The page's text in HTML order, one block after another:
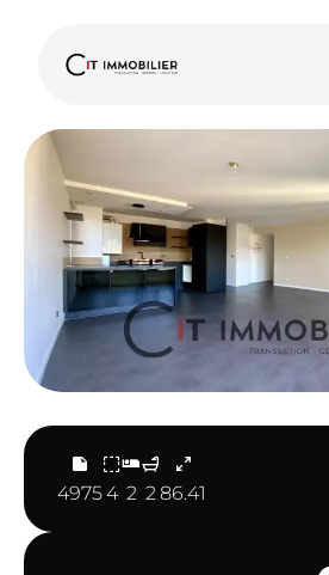
49754 2 286.41